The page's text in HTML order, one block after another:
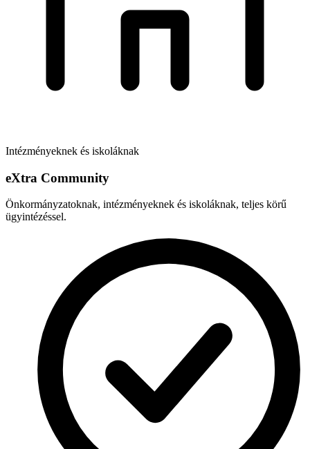
Intézményeknek és iskoláknak
eXtra Community
Önkormányzatoknak, intézményeknek és iskoláknak, teljes körű
ügyintézéssel.